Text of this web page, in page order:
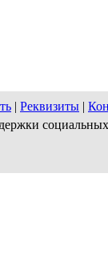
| Реквизиты |